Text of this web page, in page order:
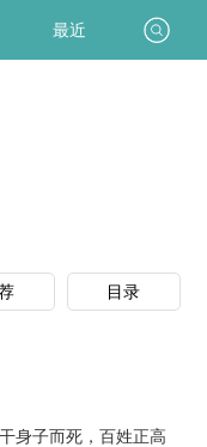
最近
目录
身子而死，百姓正高